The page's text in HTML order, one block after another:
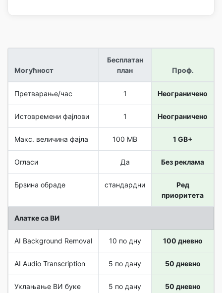
Могућност
Бесплатан
план
Проф.
Претварање/час 1 Неограничено
Истовремени фајлови 1 Неограничено
Макс. величина фајла 100 MB 1 GB+
Огласи Да Без реклама
Брзина обраде стандардни
Ред
приоритета
Алатке са ВИ
AI Background Removal 10 по дну 100 дневно
AI Audio Transcription 5 по дану 50 дневно
Уклањање ВИ буке 5 по дану 50 дневно